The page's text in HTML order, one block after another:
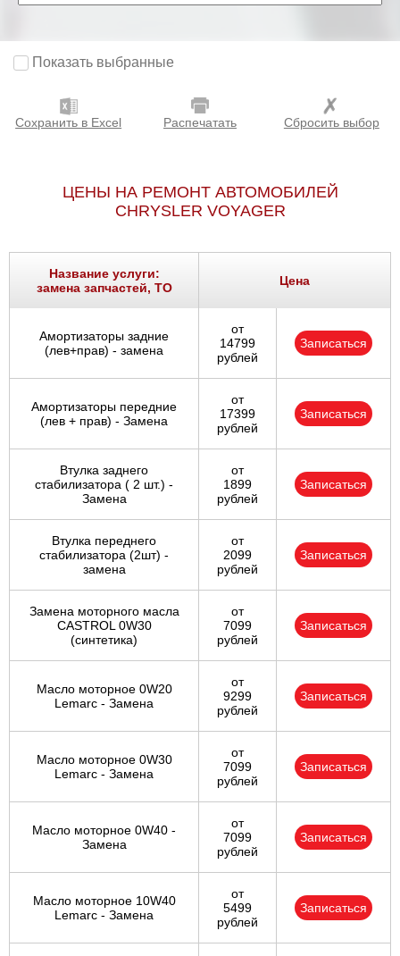
Показать выбранные
Сохранить в Excel Распечатать Сбросить выбор
ЦЕНЫ НА РЕМОНТ АВТОМОБИЛЕЙ
CHRYSLER VOYAGER
Название услуги:
замена запчастей, ТО
Цена
Амортизаторы задние
(лев+прав) - замена
от
14799
рублей
Записаться
Амортизаторы передние
(лев + прав) - Замена
от
17399
рублей
Записаться
Втулка заднего
стабилизатора ( 2 шт.) -
Замена
от
1899
рублей
Записаться
Втулка переднего
стабилизатора (2шт) -
замена
от
2099
рублей
Записаться
Замена моторного масла
CASTROL 0W30
(синтетика)
от
7099
рублей
Записаться
Масло моторное 0W20
Lemarc - Замена
от
9299
рублей
Записаться
Масло моторное 0W30
Lemarc - Замена
от
7099
рублей
Записаться
Масло моторное 0W40 -
Замена
от
7099
рублей
Записаться
Масло моторное 10W40
Lemarc - Замена
от
5499
рублей
Записаться